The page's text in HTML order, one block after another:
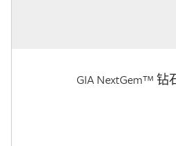
GIA NextGem™ 钻